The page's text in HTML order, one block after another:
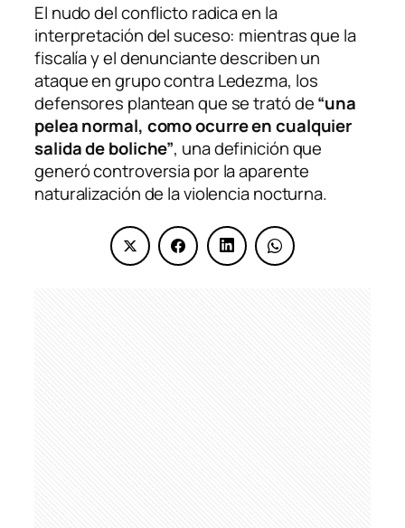
El nudo del conflicto radica en la
interpretación del suceso: mientras que la
fiscalía y el denunciante describen un
ataque en grupo contra Ledezma, los
defensores plantean que se trató de“una
pelea normal, como ocurre en cualquier
salida de boliche”, una definición que
generó controversia por la aparente
naturalización de la violencia nocturna.